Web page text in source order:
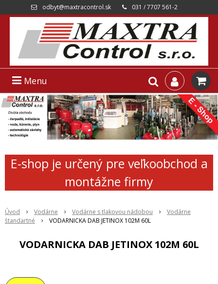
odbyt@maxtracontrol.sk 031 / 7707 561-2
Menu
E-shop je určený pre veľkoobchod a
montážne firmy
Úvod Vodárne Vodárne s tlakovou nádobou
Vodárne
štandartné
VODARNICKA DAB JETINOX 102M 60L
VODARNICKA DAB JETINOX 102M 60L